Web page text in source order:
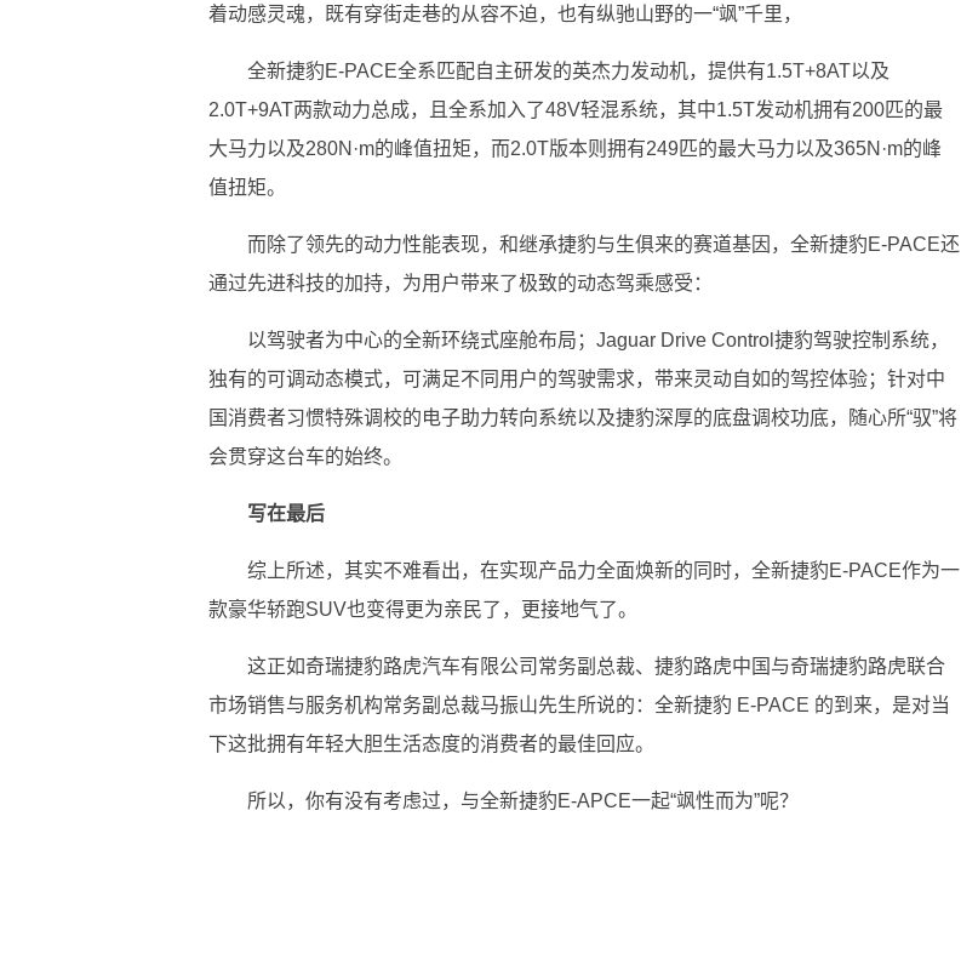
着动感灵魂，既有穿街走巷的从容不迫，也有纵驰山野的一“飒”千里，
全新捷豹E-PACE全系匹配自主研发的英杰力发动机，提供有1.5T+8AT以及
2.0T+9AT两款动力总成，且全系加入了48V轻混系统，其中1.5T发动机拥有200匹的最
大马力以及280N·m的峰值扭矩，而2.0T版本则拥有249匹的最大马力以及365N·m的峰
值扭矩。
而除了领先的动力性能表现，和继承捷豹与生俱来的赛道基因，全新捷豹E-PACE还
通过先进科技的加持，为用户带来了极致的动态驾乘感受：
以驾驶者为中心的全新环绕式座舱布局；Jaguar Drive Control捷豹驾驶控制系统，
独有的可调动态模式，可满足不同用户的驾驶需求，带来灵动自如的驾控体验；针对中
国消费者习惯特殊调校的电子助力转向系统以及捷豹深厚的底盘调校功底，随心所“驭”将
会贯穿这台车的始终。
写在最后
综上所述，其实不难看出，在实现产品力全面焕新的同时，全新捷豹E-PACE作为一
款豪华轿跑SUV也变得更为亲民了，更接地气了。
这正如奇瑞捷豹路虎汽车有限公司常务副总裁、捷豹路虎中国与奇瑞捷豹路虎联合
市场销售与服务机构常务副总裁马振山先生所说的：全新捷豹 E-PACE 的到来，是对当
下这批拥有年轻大胆生活态度的消费者的最佳回应。
所以，你有没有考虑过，与全新捷豹E-APCE一起“飒性而为”呢？